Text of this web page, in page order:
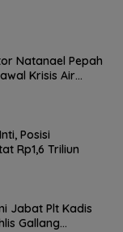
Natanael Pepah
Krisis Air
Posisi
Rp1,6 Triliun
Jabat Plt Kadis
Gallang